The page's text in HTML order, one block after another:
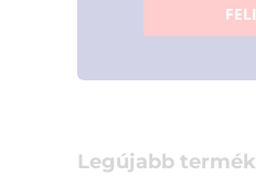
Legújabb